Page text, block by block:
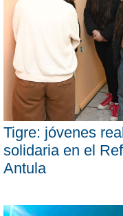
Tigre: jóvenes
solidaria en el
Antula